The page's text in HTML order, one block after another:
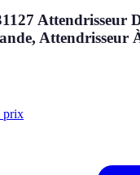
Attendrisseur
Attendrisseur
prix